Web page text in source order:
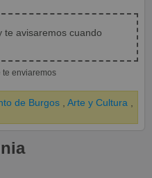
te avisaremos cuando
te enviaremos
de Burgos Arte y Cultura